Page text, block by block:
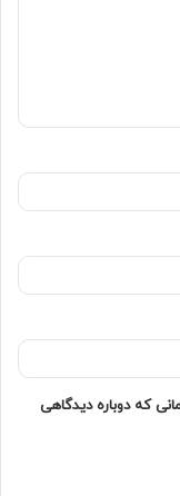
که دوباره دیدگاهی